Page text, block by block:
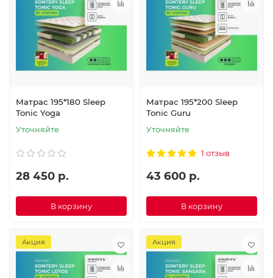
Матрас 195*180 Sleep
Tonic Yoga
Уточняйте
28 450 р.
В корзину
Матрас 195*200 Sleep
Tonic Guru
Уточняйте
1 отзыв
43 600 р.
В корзину
Акция Акция